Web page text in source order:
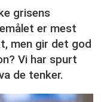
grisens
er mest
men gir det god
Vi har spurt
de tenker.